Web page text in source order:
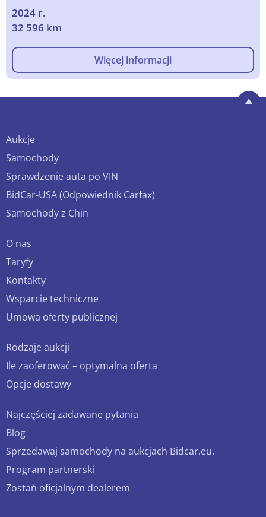
2024 г.
32 596 km
Więcej informacji
Aukcje
Samochody
Sprawdzenie auta po VIN
BidCar-USA (Odpowiednik Carfax)
Samochody z Chin
O nas
Taryfy
Kontakty
Wsparcie techniczne
Umowa oferty publicznej
Rodzaje aukcji
Ile zaoferować – optymalna oferta
Opcje dostawy
Najczęściej zadawane pytania
Blog
Sprzedawaj samochody na aukcjach Bidcar.eu.
Program partnerski
Zostań oficjalnym dealerem